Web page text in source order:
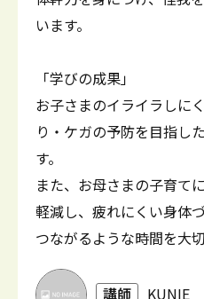
います。
「学びの成果」
お子さまのイライラしに
り・ケガの予防を目指し
す。
また、お母さまの子育て
軽減し、疲れにくい身体
つながるような時間を大
講師 KUNIE